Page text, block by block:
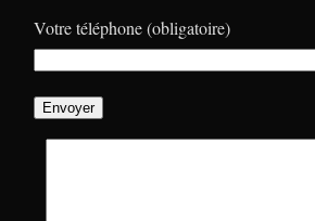
Votre téléphone (obligatoire)